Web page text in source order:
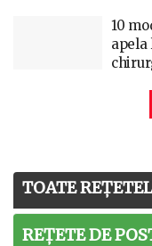
10
apela
TOATE
REȚETE DE